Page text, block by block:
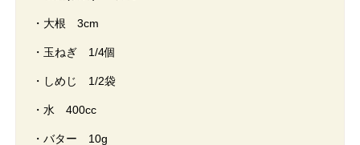
・大根 3cm
・玉ねぎ 1/4個
・しめじ 1/2袋
・水 400cc
・バター 10g